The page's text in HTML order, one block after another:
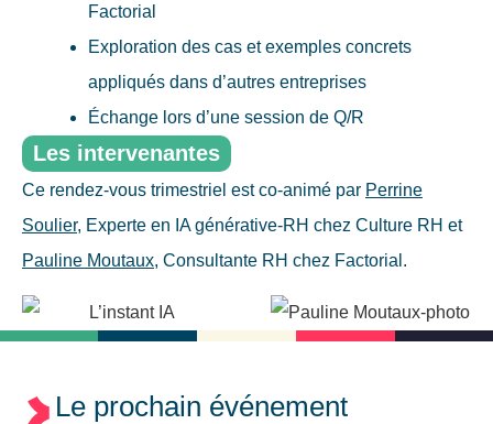
Factorial
Exploration des cas et exemples concrets
appliqués dans d’autres entreprises
Échange lors d’une session de Q/R
Les intervenantes
Ce rendez-vous trimestriel est co-animé par Perrine
Soulier, Experte en IA générative-RH chez Culture RH et
Pauline Moutaux, Consultante RH chez Factorial.
Le prochain événement